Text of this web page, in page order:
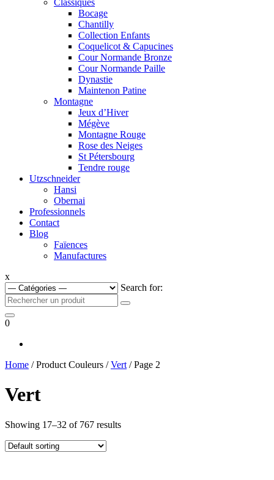
Bocage
Chantilly
Collection Enfants
Coquelicot & Capucines
Cour Normande Bronze
Cour Normande Paille
Dynastie
Maintenon Patine
Montagne
Jeux d’Hiver
Mégève
Montagne Rouge
Rose des Neiges
St Pétersbourg
Tendre rouge
Utzschneider
Hansi
Obernai
Professionnels
Contact
Blog
Faïences
Manufactures
x
Search for:
0
Home / Product Couleurs /Vert / Page 2
Vert
Showing 17–32 of 767 results